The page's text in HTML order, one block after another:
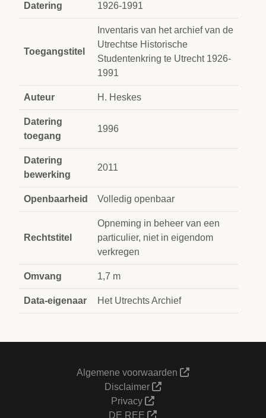
Datering 1926-1991
Toegangstitel
Inventaris van het archief van de
Utrechtse Historische
Studentenkring te Utrecht 1926-
1991
Auteur H. Heskes
Datering
toegang
1996
Datering
bewerking
2011
Openbaarheid Volledig openbaar
Rechtstitel
Opneming in beheer van een
particulier, niet in eigendom
verkregen
Omvang 1,7 m
Data-eigenaar Het Utrechts Archief
Algemene voorwaarden
Disclaimer
Privacy
DE REE